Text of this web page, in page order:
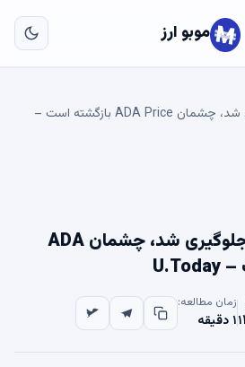
موبو ارز
تهدید اصلی کاردانو جلوگیری شد، چشمان ADA Price بازگشته است –
تهدید اصلی کاردانو جلوگیری شد، چشمان ADA
زمان مطالعه:
۱ دقیقه